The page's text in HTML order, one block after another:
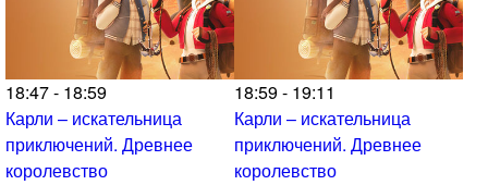
18:47 - 18:59
Карли – искательница
приключений. Древнее
королевство
18:59 - 19:11
Карли – искательница
приключений. Древнее
королевство